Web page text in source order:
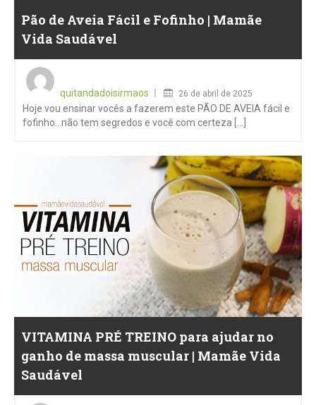
Pão de Aveia Fácil e Fofinho | Mamãe
Vida Saudável
quitandadoisirmaos
26 de abril de 2025
Hoje vou ensinar vocês a fazerem este PÃO DE AVEIA fácil e
fofinho…não tem segredos e você com certeza [...]
VITAMINA PRÉ TREINO para ajudar no
ganho de massa muscular | Mamãe Vida
Saudável